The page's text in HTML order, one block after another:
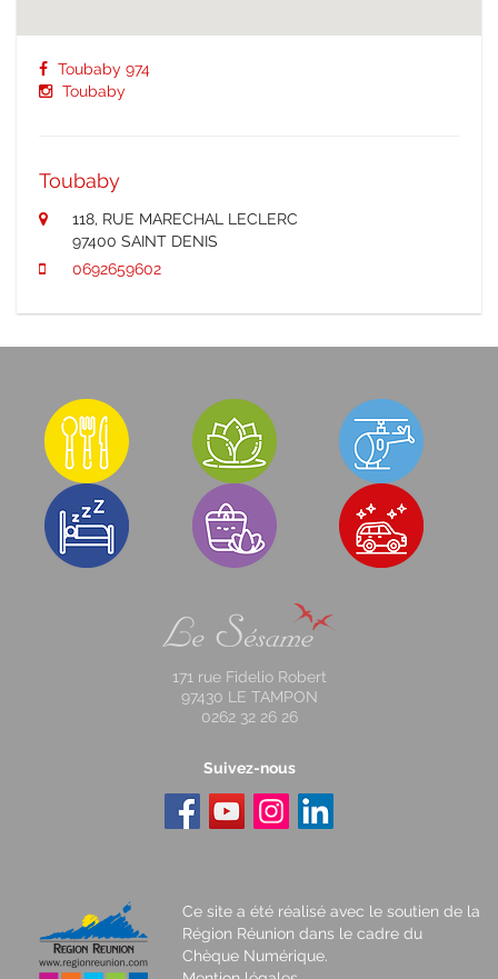
Toubaby 974
Toubaby
Toubaby
118, RUE MARECHAL LECLERC
97400 SAINT DENIS
0692659602
171 rue Fidelio Robert
97430 LE TAMPON
0262 32 26 26
Suivez-nous
Ce site a été réalisé avec le soutien de la
Région Réunion dans le cadre du
Chèque Numérique.